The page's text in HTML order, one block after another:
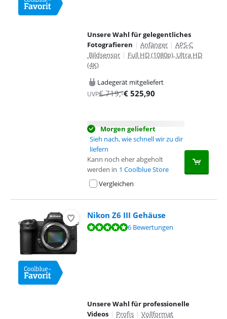
Unsere Wahl für gelegentliches
Fotografieren | Anfänger | APS-C
Bildsensor | Full HD (1080p), Ultra HD
(4K)
Ladegerät mitgeliefert
UVP€719,-€ 525,90
Morgen geliefert
Sieh nach, wie schnell wir zu dir
liefern
Kann noch eher abgeholt
werden in 1 Coolblue Store
Vergleichen
Nikon Z6 III Gehäuse
Bewertet mit 9,6 von 10, basierend auf 6 Bewertungen.
6 Bewertungen
Unsere Wahl für professionelle
Videos | Profis | Vollformat